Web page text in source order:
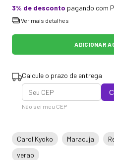
3% de desconto pagando com
Ver mais detalhes
Calcule o prazo de entrega
Não sei meu CEP
Carol Kyoko Maracuja
verao